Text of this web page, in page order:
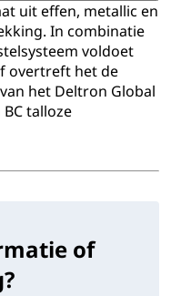
uit effen, metallic en
In combinatie
voldoet
overtreft het de
het Deltron Global
talloze
of